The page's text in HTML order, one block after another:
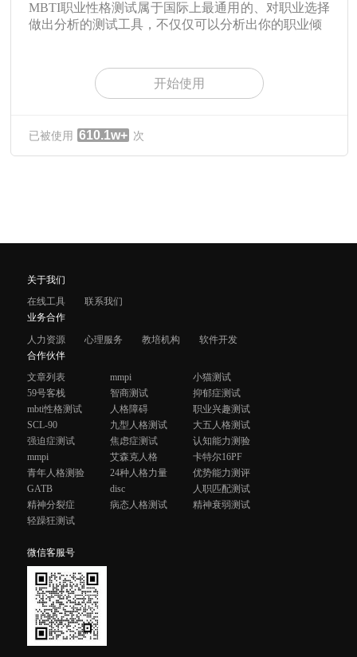
MBTI职业性格测试属于国际上最通用的、对职业选择
做出分析的测试工具，不仅仅可以分析出你的职业倾
开始使用
已被使用 610.1w+ 次
关于我们
在线工具
联系我们
业务合作
人力资源
心理服务 教培机构
软件开发
合作伙伴
文章列表
mmpi
小猫测试
59号客栈
智商测试
抑郁症测试
mbti性格测试
人格障碍
职业兴趣测试
SCL-90
九型人格测试
大五人格测试
强迫症测试
焦虑症测试
认知能力测验
mmpi
艾森克人格
卡特尔16PF
青年人格测验
24种人格力量
优势能力测评
GATB
disc
人职匹配测试
精神分裂症
病态人格测试
精神衰弱测试
轻躁狂测试
微信客服号